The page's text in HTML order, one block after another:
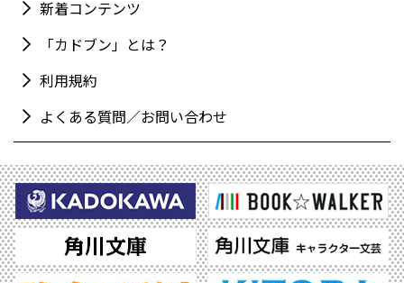
新着コンテンツ
「カドブン」とは？
利用規約
よくある質問／お問い合わせ